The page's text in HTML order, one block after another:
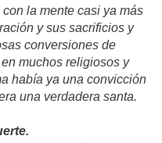
la mente casi ya más
y sus sacrificios y
conversiones de
muchos religiosos y
había ya una convicción
una verdadera santa.